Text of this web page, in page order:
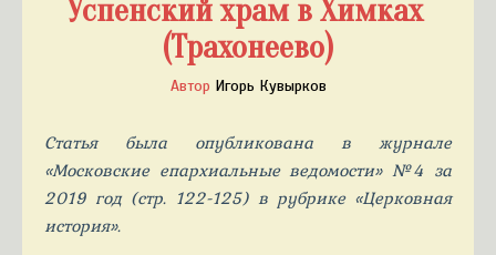
Успенский храм в Химках
(Трахонеево)
Автор Игорь Кувырков
Статья была опубликована в журнале
«Московские епархиальные ведомости» №4 за
2019 год (стр. 122-125) в рубрике «Церковная
история».